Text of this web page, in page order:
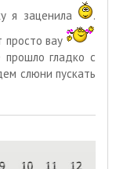
я заценила
.
просто вау
прошло гладко с
слюни пускать